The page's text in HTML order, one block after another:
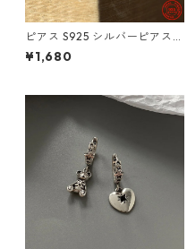
ピアス S925 シルバーピアス
スカル ユニセックス フックピ
アス 片耳用
¥1,680